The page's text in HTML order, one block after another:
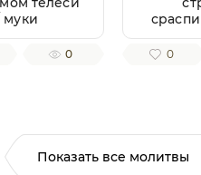
муки
еси
твое 0 0
Показать все молитвы